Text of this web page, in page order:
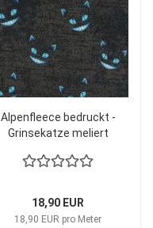
Alpenfleece bedruckt -
Grinsekatze meliert
18,90 EUR
18,90 EUR pro Meter